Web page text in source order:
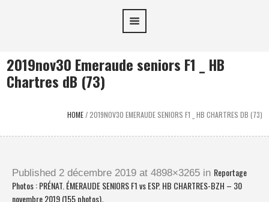
2019nov30 Emeraude seniors F1 _ HB
Chartres dB (73)
HOME/2019NOV30 EMERAUDE SENIORS F1 _ HB CHARTRES DB (73)
Published 2 décembre 2019 at 4898×3265 in Reportage
Photos : PRÉNAT. ÉMERAUDE SENIORS F1 vs ESP. HB CHARTRES-BZH – 30
novembre 2019 (155 photos).